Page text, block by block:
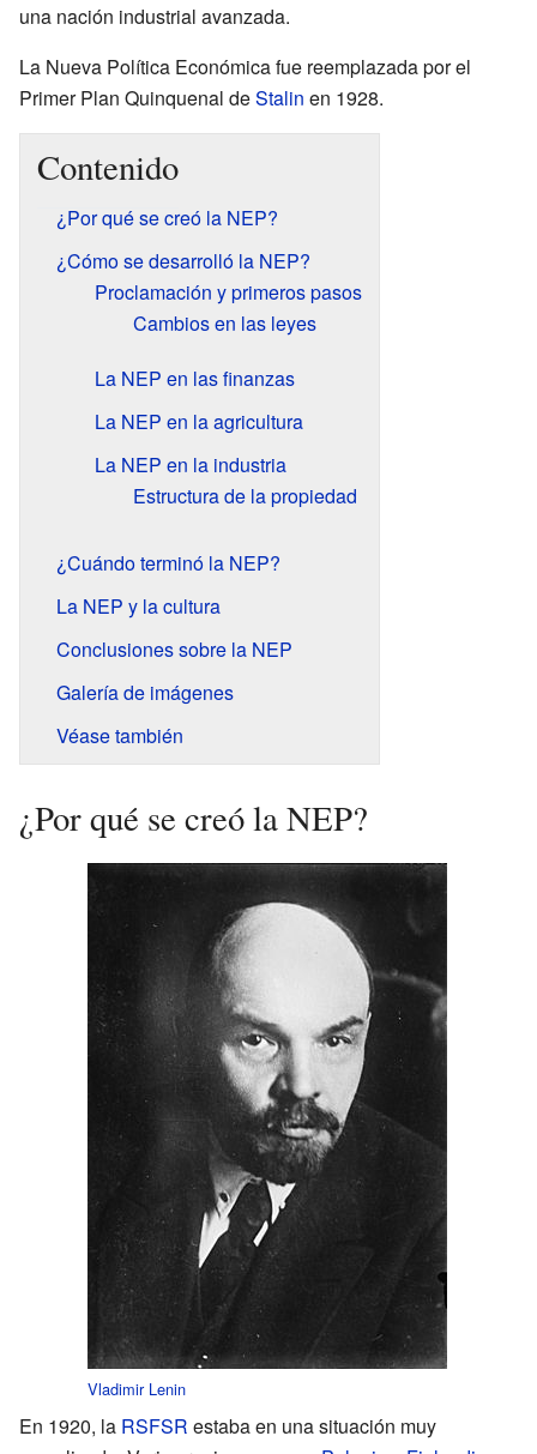
una nación industrial avanzada.
La Nueva Política Económica fue reemplazada por el
Primer Plan Quinquenal deStalin en 1928.
Contenido
¿Por qué se creó la NEP?
¿Cómo se desarrolló la NEP?
Proclamación y primeros pasos
Cambios en las leyes
La NEP en las finanzas
La NEP en la agricultura
La NEP en la industria
Estructura de la propiedad
¿Cuándo terminó la NEP?
La NEP y la cultura
Conclusiones sobre la NEP
Galería de imágenes
Véase también
¿Por qué se creó la NEP?
Vladimir Lenin
En 1920, la RSFSR estaba en una situación muy